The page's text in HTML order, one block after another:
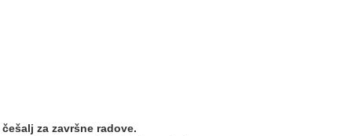
za završne radove.